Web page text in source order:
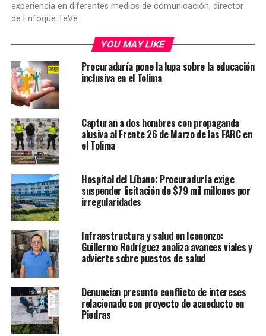
experiencia en diferentes medios de comunicación, director
de Enfoque TeVe.
YOU MAY LIKE
Procuraduría pone la lupa sobre la educación
inclusiva en el Tolima
Capturan a dos hombres con propaganda
alusiva al Frente 26 de Marzo de las FARC en
el Tolima
Hospital del Líbano: Procuraduría exige
suspender licitación de $79 mil millones por
irregularidades
Infraestructura y salud en Icononzo:
Guillermo Rodríguez analiza avances viales y
advierte sobre puestos de salud
Denuncian presunto conflicto de intereses
relacionado con proyecto de acueducto en
Piedras